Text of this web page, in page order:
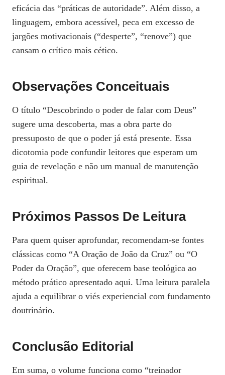
eficácia das “práticas de autoridade”. Além disso, a
linguagem, embora acessível, peca em excesso de
jargões motivacionais (“desperte”, “renove”) que
cansam o crítico mais cético.
Observações Conceituais
O título “Descobrindo o poder de falar com Deus”
sugere uma descoberta, mas a obra parte do
pressuposto de que o poder já está presente. Essa
dicotomia pode confundir leitores que esperam um
guia de revelação e não um manual de manutenção
espiritual.
Próximos Passos De Leitura
Para quem quiser aprofundar, recomendam‑se fontes
clássicas como “A Oração de João da Cruz” ou “O
Poder da Oração”, que oferecem base teológica ao
método prático apresentado aqui. Uma leitura paralela
ajuda a equilibrar o viés experiencial com fundamento
doutrinário.
Conclusão Editorial
Em suma, o volume funciona como “treinador